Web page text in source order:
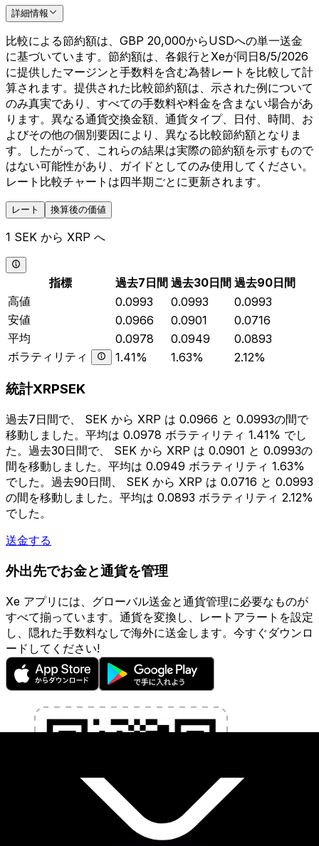
詳細情報
比較による節約額は、GBP 20,000からUSDへの単一送金
に基づいています。節約額は、各銀行とXeが同日8/5/2026
に提供したマージンと手数料を含む為替レートを比較して計
算されます。提供された比較節約額は、示された例について
のみ真実であり、すべての手数料や料金を含まない場合があ
ります。異なる通貨交換金額、通貨タイプ、日付、時間、お
よびその他の個別要因により、異なる比較節約額となりま
す。したがって、これらの結果は実際の節約額を示すもので
はない可能性があり、ガイドとしてのみ使用してください。
レート比較チャートは四半期ごとに更新されます。
レート 換算後の価値
1 SEK から XRP へ
指標 過去7日間 過去30日間 過去90日間
高値
0.0993 0.0993
0.0993
安値
0.0966 0.0901
0.0716
平均
0.0978 0.0949
0.0893
ボラティリティ
1.41% 1.63% 2.12%
統計XRPSEK
過去7日間で、 SEK から XRP は 0.0966 と 0.0993の間で
移動しました。平均は 0.0978 ボラティリティ 1.41% でし
た。過去30日間で、 SEK から XRP は 0.0901 と 0.0993の
間を移動しました。平均は 0.0949 ボラティリティ 1.63%
でした。過去90日間、 SEK から XRP は 0.0716 と 0.0993
の間を移動しました。平均は 0.0893 ボラティリティ 2.12%
でした。
送金する
外出先でお金と通貨を管理
Xe アプリには、グローバル送金と通貨管理に必要なものが
すべて揃っています。通貨を変換し、レートアラートを設定
し、隠れた手数料なしで海外に送金します。今すぐダウンロ
ードしてください!